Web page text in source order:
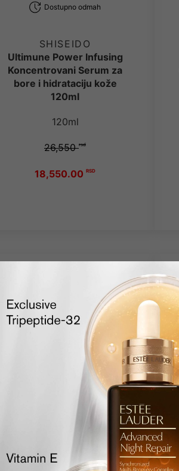
Dostupno odmah
SHISEIDO
Ultimune Power Infusing
Koncentrovani Serum za
bore i hidrataciju kože
120ml
120ml
26,550rsd
18,550.00 RSD
Dostupno odmah